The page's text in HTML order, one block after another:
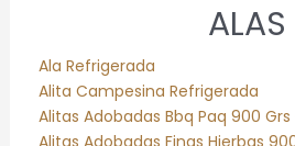
ALAS
Ala Refrigerada
Alita Campesina Refrigerada
Alitas Adobadas Bbq Paq 900